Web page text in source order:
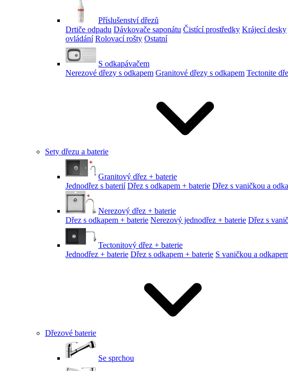
Příslušenství dřezů
Drtiče odpadu Dávkovače saponátu Čistící prostředky Krájecí desky
ovládání Rolovací rošty Ostatní
S odkapávačem
Nerezové dřezy s odkapem Granitové dřezy s odkapem Tectonite
Sety dřezu a baterie
Granitový dřez + baterie
Jednodřez s baterií Dřez s odkapem + baterie Dřez s vaničkou a
Nerezový dřez + baterie
Dřez s odkapem + baterie Nerezový jednodřez + baterie Dřez s
Tectonitový dřez + baterie
Jednodřez + baterie Dřez s odkapem + baterie S vaničkou a
Dřezové baterie
Se sprchou